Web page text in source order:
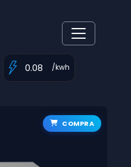
/kwh
COMPRA